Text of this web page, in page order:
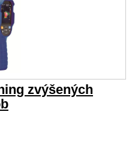
zvýšených